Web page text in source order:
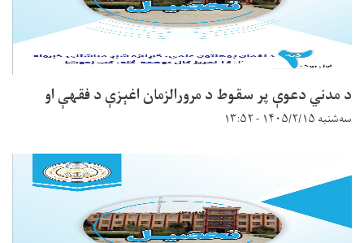
د مدني دعوې پر سقوط د مرورالزمان اغېزې د فقهې او
سه‌شنبه ۱۴۰۵/۲/۱۵ - ۱۳:۵۲